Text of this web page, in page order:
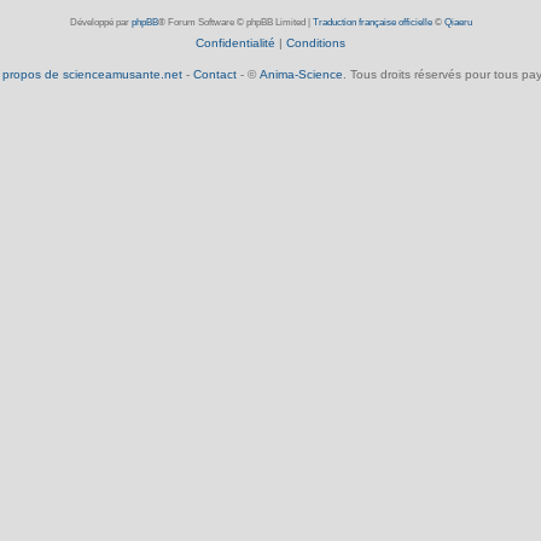
Développé par phpBB® Forum Software © phpBB Limited Traduction française officielle© Qiaeru
Confidentialité Conditions
de scienceamusante.net- Contact- © Anima-Science. Tous droits réservés pour tous